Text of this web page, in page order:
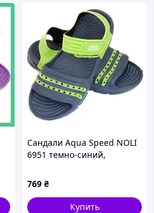
Сандали Aqua Speed NOLI
6951 темно-синий,
Цвет темно-синий,
зеленый, Разм DT-515-48
769 ₴
Купить